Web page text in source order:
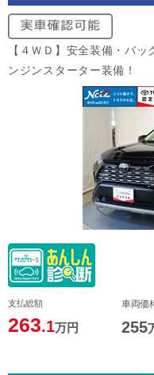
【４ＷＤ】安全装備・バ
ンジンスターター装備！
支払総額
263.1万円
車両価
255